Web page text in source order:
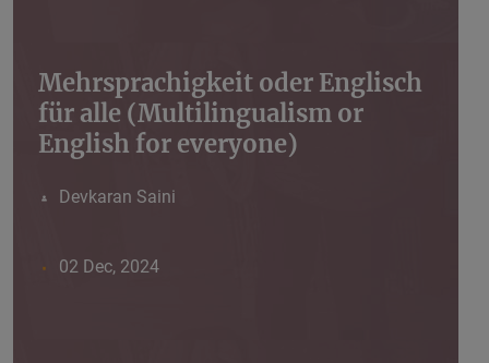
Mehrsprachigkeit oder Englisch
für alle (Multilingualism or
English for everyone)
Devkaran Saini
02 Dec, 2024